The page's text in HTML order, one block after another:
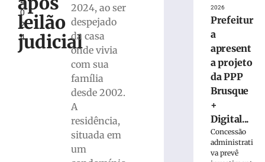
0
2
4
leilão
judicial
2024, ao ser
despejado
da casa
onde vivia
com sua
família
desde 2002.
A
residência,
situada em
um
modernização
infraestrutura
urbana
2026
Prefeitur
a
apresent
a projeto
da PPP
Brusque
+
Digital...
Concessão
administrati
va prevê